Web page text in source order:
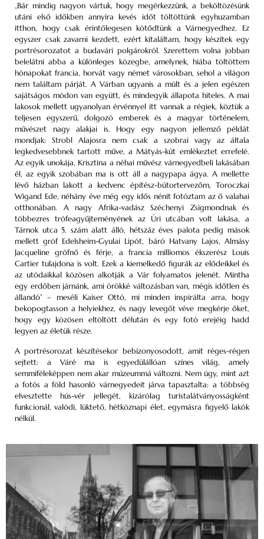
„Bár mindig nagyon vártuk, hogy megérkezzünk, a beköltözésünk
utáni első időkben annyira kevés időt töltöttünk egyhuzamban
itthon, hogy csak érintőlegesen kötődtünk a Várnegyedhez. Ez
egyszer csak zavarni kezdett, ezért kitaláltam, hogy készítek egy
portrésorozatot a budavári polgárokról. Szerettem volna jobban
belelátni abba a különleges közegbe, amelynek, hiába töltöttem
hónapokat francia, horvát vagy német városokban, sehol a világon
nem találtam párját. A Várban ugyanis a múlt és a jelen egészen
sajátságos módon van együtt, és mindegyik állapota hiteles. A mai
lakosok mellett ugyanolyan érvénnyel itt vannak a régiek, köztük a
teljesen egyszerű, dolgozó emberek és a magyar történelem,
művészet nagy alakjai is. Hogy egy nagyon jellemző példát
mondjak: Strobl Alajosra nem csak a szobrai vagy az általa
legkedvesebbnek tartott műve, a Mátyás-kút emlékeztet errefelé.
Az egyik unokája, Krisztina a néhai művész várnegyedbeli lakásában
él, az egyik szobában ma is ott áll a nagypapa ágya. A mellette
lévő házban lakott a kedvenc építész-bútortervezőm, Toroczkai
Wigand Ede, néhány éve még egy idős nénit fotóztam az ő valahai
otthonában. A nagy Afrika-vadász Széchenyi Zsigmondnak és
többezres trófeagyűjteményének az Úri utcában volt lakása, a
Tárnok utca 5. szám alatt álló, hétszáz éves palota pedig mások
mellett gróf Edelsheim-Gyulai Lipót, báró Hatvany Lajos, Almásy
Jacqueline grófnő és férje, a francia milliomos ékszerész Louis
Cartier tulajdona is volt. Ezek a kiemelkedő figurák az elődeikkel és
az utódaikkal közösen alkotják a Vár folyamatos jelenét. Mintha
egy erdőben járnánk, ami örökké változásban van, mégis időtlen és
állandó” – meséli Kaiser Ottó, mi minden inspirálta arra, hogy
bekopogtasson a helyiekhez, és nagy levegőt véve megkérje őket,
hogy egy közösen eltöltött délután és egy fotó erejéig hadd
legyen az életük része.
A portrésorozat készítésekor bebizonyosodott, amit réges-régen
sejtett: a Váré ma is egyedülállóan színes világ, amely
semmiféleképpen nem akar múzeummá változni. Nem úgy, mint azt
a fotós a föld hasonló várnegyedeit járva tapasztalta: a többség
elvesztette hús-vér jellegét, kizárólag turistalátványosságként
funkcionál, valódi, lüktető, hétköznapi élet, egymásra figyelő lakók
nélkül.